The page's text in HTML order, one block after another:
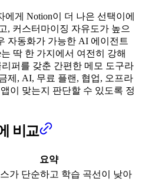
에게 Notion이 더 나은 선택이에
, 커스터마이징 자유도가 높으
자동화가 가능한 AI 에이전트
딱 한 가지에서 여전히 강해
퍼를 갖춘 간편한 메모 도구라
제, AI, 무료 플랜, 협업, 오프라
이 맞는지 판단할 수 있도록 정
비교
요약
가 단순하고 학습 곡선이 낮아